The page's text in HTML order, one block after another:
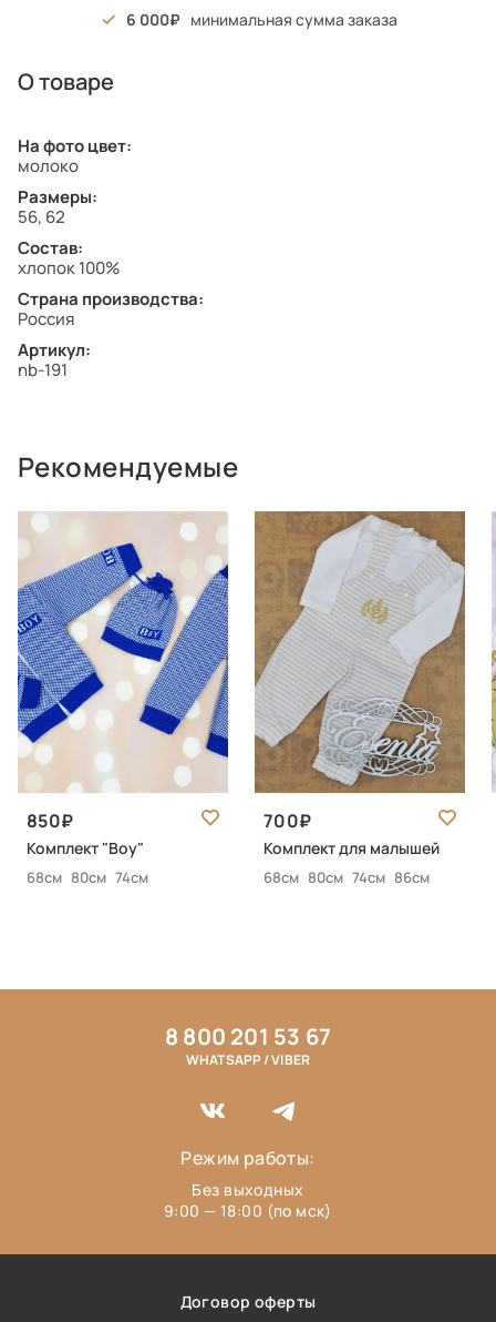
6 000 минимальная сумма заказа
О товаре
На фото цвет:
молоко
Размеры:
56, 62
Состав:
хлопок 100%
Страна производства:
Россия
Артикул:
nb-191
Рекомендуемые
850
Комплект "Boy"
68см 80см 74см
700
Комплект для малышей
68см 80см 74см 86см
Договор оферты
8 800 201 53 67
WHATSAPP / VIBER
Режим работы:
Без выходных
9:00 — 18:00 (по мск)